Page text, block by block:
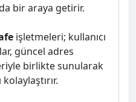
bir araya getirir.
işletmeleri; kullanıcı
güncel adres
birlikte sunularak